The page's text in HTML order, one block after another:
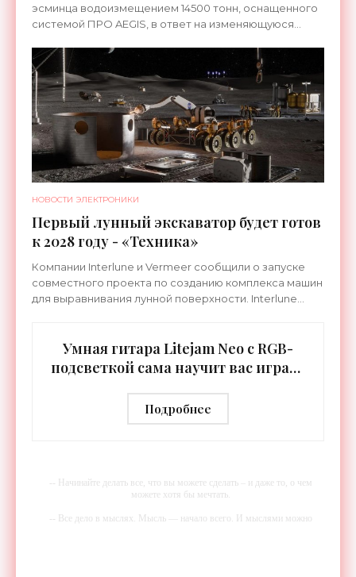
эсминца водоизмещением 14500 тонн, оснащенного
системой ПРО AEGIS, в ответ на изменяющуюся
ракетные
НОВОСТИ ЭЛЕКТРОНИКИ
Первый лунный экскаватор будет готов
к 2028 году - «Техника»
Компании Interlune и Vermeer сообщили о запуске
совместного проекта по созданию комплекса машин
для выравнивания лунной поверхности. Interlune
Умная гитара Litejam Neo с RGB-
подсветкой сама научит вас играть
Подробнее
-- Начинайте делать все, что вы можете сделать – и даже то, о чем
можете хотя бы мечтать.
-- Все дело в мыслях. Мысль — начало всего. И мыслями можно